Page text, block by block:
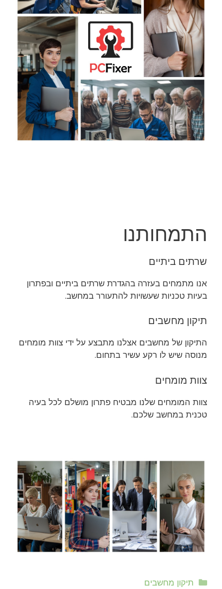
התמחותנו
שרתים ביתיים
אנו מתמחים בעזרה בהגדרת שרתים ביתיים ובפתרון
בעיות טכניות שעשויות להתעורר במחשב.
תיקון מחשבים
התיקון של מחשבים אצלנו מתבצע על ידי צוות מומחים
מנוסה שיש לו רקע עשיר בתחום.
צוות מומחים
צוות המומחים שלנו מבטיח פתרון מושלם לכל בעיה
טכנית במחשב שלכם.
קטגוריות
תיקון מחשבים